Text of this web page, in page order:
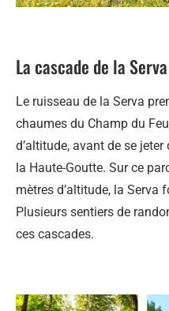
La cascade de la
Le ruisseau de la Serva
chaumes du Champ du
d’altitude, avant de se
la Haute-Goutte. Sur ce
mètres d’altitude, la Serva
Plusieurs sentiers de
ces cascades.